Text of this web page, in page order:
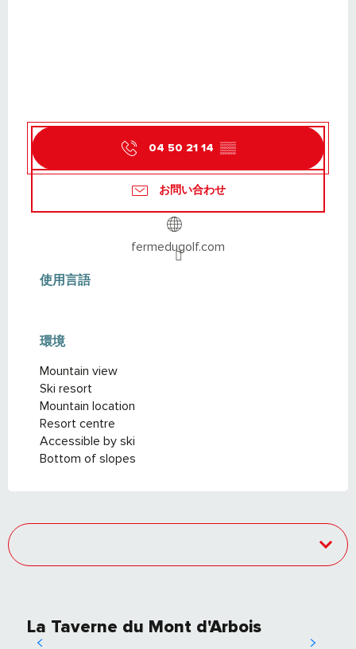
04 50 21 14 ▒▒
お問い合わせ
fermedugolf.com
使用言語
使用言語
環境
環境
Mountain view
Ski resort
Mountain location
Resort centre
Accessible by ski
Bottom of slopes
La Taverne du Mont d'Arbois